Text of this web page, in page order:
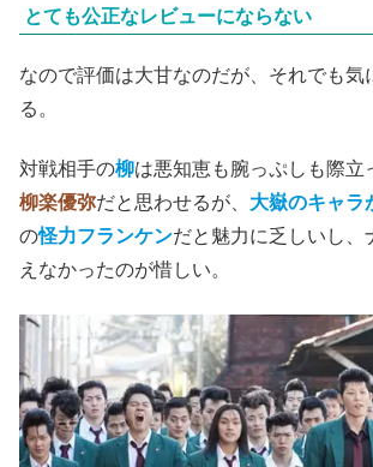
とても公正なレビューにならない
なので評価は大甘なのだが、それでも気
る。
対戦相手の柳は悪知恵も腕っぷしも際立
柳楽優弥だと思わせるが、 大嶽のキャラ
の怪力フランケンだと魅力に乏しいし、
えなかったのが惜しい。